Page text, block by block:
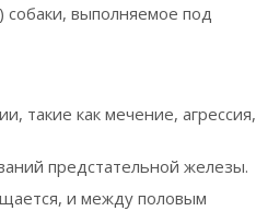
выполняемое под
такие как мечение, агрессия,
предстательной железы.
и между половым